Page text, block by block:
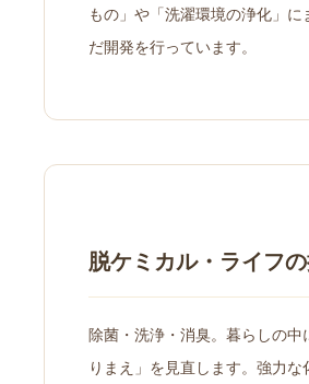
もの」や「洗濯環境の浄化」に
だ開発を行っています。
脱ケミカル・ライフ
除菌・洗浄・消臭。暮らしの中
りまえ」を見直します。強力な